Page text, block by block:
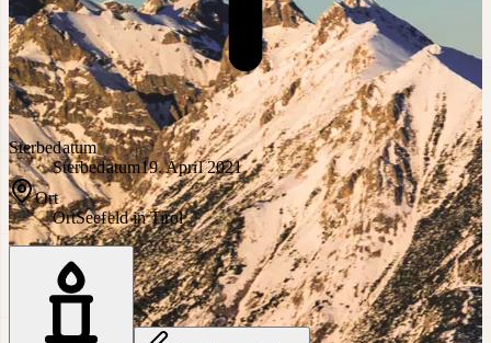
Sterbedatum
Sterbedatum19. April 2021
Ort
OrtSeefeld in Tirol